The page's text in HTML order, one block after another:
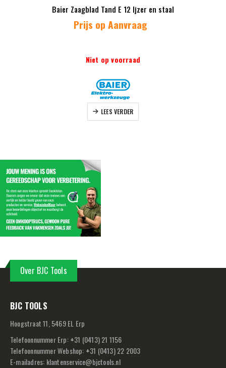
Baier Zaagblad Tand E 12 Ijzer en staal
Prijs op Aanvraag
Niet op voorraad
LEES VERDER
Over BJC Tools
BJC TOOLS
Hoogstraat 11, 5469 EL Erp
Telefoonnummer Erp:+31 (0413) 21 1156
Telefoonnummer Webshop: +31 (0413) 22 2003
E-mailadres: klantenservice@bjctools.nl